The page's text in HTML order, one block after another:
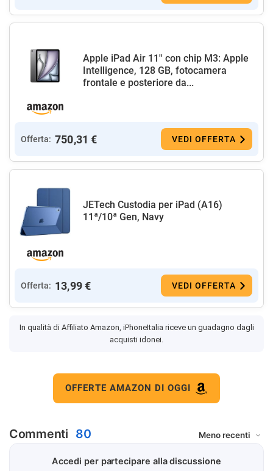
Apple iPad Air 11'' con chip M3: Apple
Intelligence, 128 GB, fotocamera
frontale e posteriore da...
Offerta: 750,31 € VEDI OFFERTA
JETech Custodia per iPad (A16)
11ª/10ª Gen, Navy
Offerta: 13,99 € VEDI OFFERTA
In qualità di Affiliato Amazon, iPhoneItalia riceve un guadagno dagli
acquisti idonei.
OFFERTE AMAZON DI OGGI
Commenti 80
Accedi per partecipare alla discussione